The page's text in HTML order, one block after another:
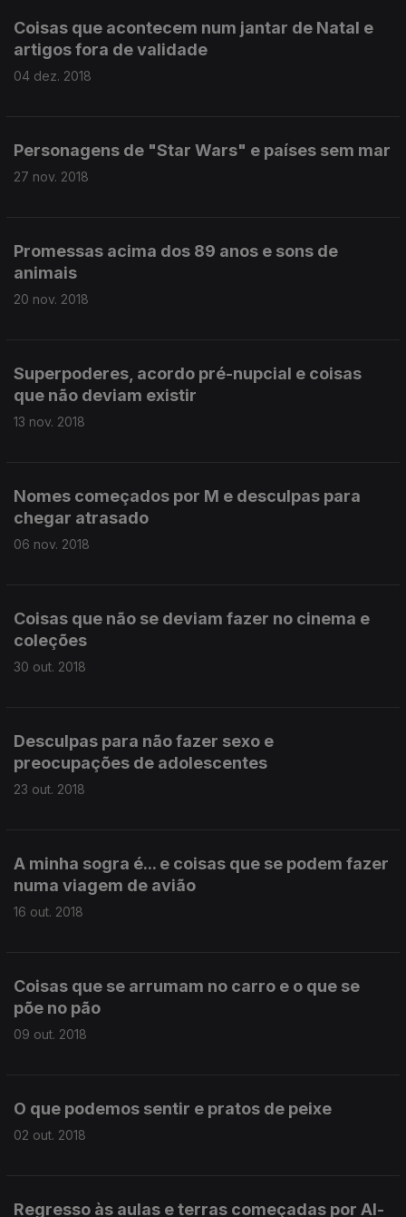
Coisas que acontecem num jantar de Natal e
artigos fora de validade
04 dez. 2018
Personagens de "Star Wars" e países sem mar
27 nov. 2018
Promessas acima dos 89 anos e sons de
animais
20 nov. 2018
Superpoderes, acordo pré-nupcial e coisas
que não deviam existir
13 nov. 2018
Nomes começados por M e desculpas para
chegar atrasado
06 nov. 2018
Coisas que não se deviam fazer no cinema e
coleções
30 out. 2018
Desculpas para não fazer sexo e
preocupações de adolescentes
23 out. 2018
A minha sogra é... e coisas que se podem fazer
numa viagem de avião
16 out. 2018
Coisas que se arrumam no carro e o que se
põe no pão
09 out. 2018
O que podemos sentir e pratos de peixe
02 out. 2018
Regresso às aulas e terras começadas por Al-